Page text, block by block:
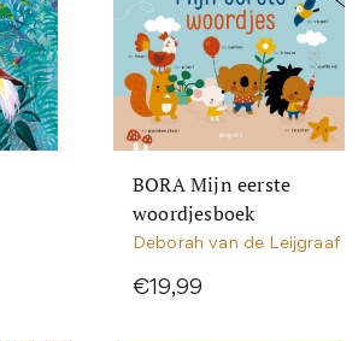
BORA Mijn eerste
woordjesboek
Deborah van de Leijgraaf
€19,99